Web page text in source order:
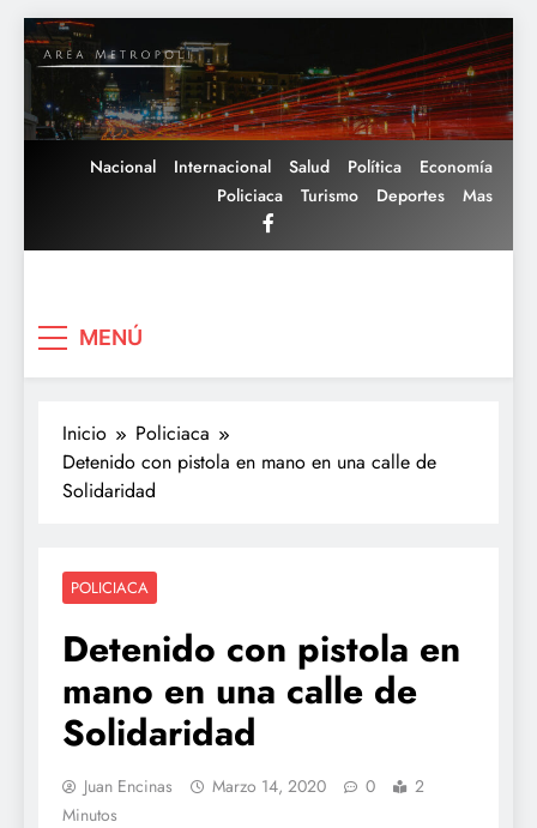
Saltar
al
contenido
Nacional Internacional Salud Política
Economía
Policiaca
Turismo Deportes Mas
MENÚ
Inicio
Policiaca
Detenido con pistola en mano en una calle de
Solidaridad
POLICIACA
Detenido con pistola en
mano en una calle de
Solidaridad
Juan Encinas Marzo 14, 2020 0
2
Minutos